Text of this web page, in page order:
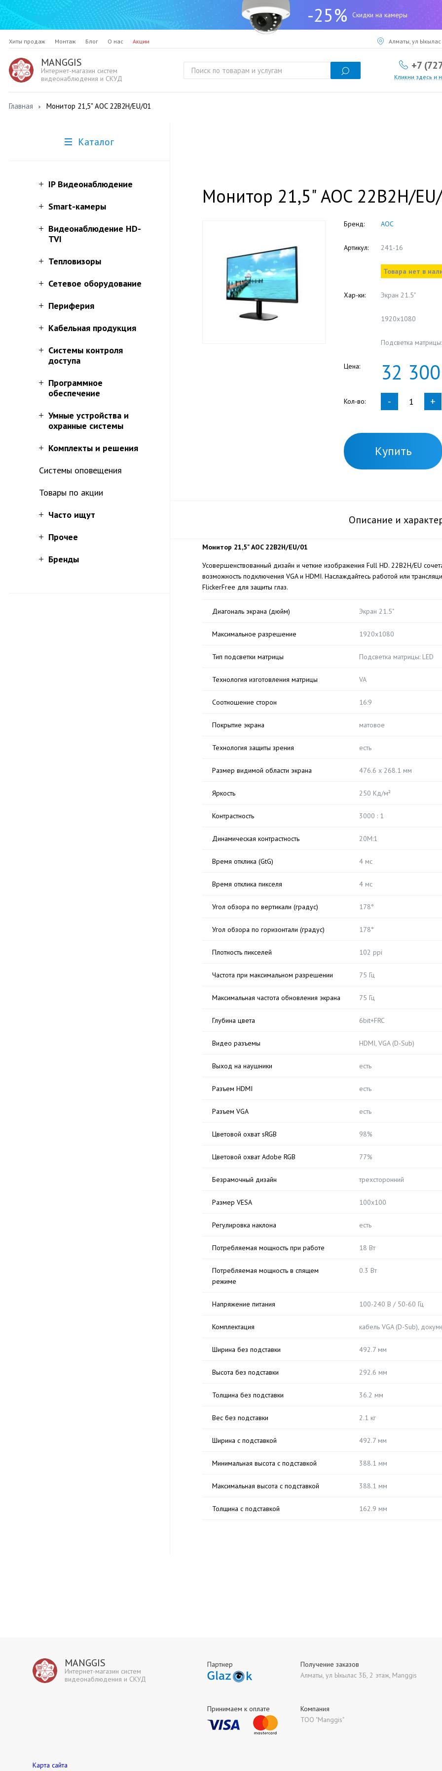
-25% Скидки на камеры
Хиты продаж Монтаж Блог О нас Акции Алматы, ул Ыкылас
MANGGIS
Интернет-магазин систем
видеонаблюдения и СКУД
+7
Кликни здесь и
Главная Монитор 21,5" AOC 22B2H/EU/01
Каталог
IP Видеонаблюдение
Smart-камеры
Видеонаблюдение HD-
TVI
Тепловизоры
Сетевое оборудование
Периферия
Кабельная продукция
Системы контроля
доступа
Программное
обеспечение
Умные устройства и
охранные системы
Комплекты и решения
Системы оповещения
Товары по акции
Часто ищут
Прочее
Бренды
Монитор 21,5" AOC 22B2H/
Бренд: AOC
Артикул: 241-16
Товара нет в
Хар-ки: Экран 21.5"
1920x1080
Подсветка
Цена: 32 300
Кол-во: - +
Купить
Описание и
Монитор 21,5" AOC 22B2H/EU/01
Усовершенствованный дизайн и четкие изображения Full HD. 22B2H/EU
возможность подключения VGA и HDMI. Наслаждайтесь работой или
FlickerFree для защиты глаз.
Диагональ экрана (дюйм) Экран 21.5"
Максимальное разрешение 1920x1080
Тип подсветки матрицы Подсветка матрицы: LED
Технология изготовления матрицы VA
Соотношение сторон 16:9
Покрытие экрана матовое
Технология защиты зрения есть
Размер видимой области экрана 476.6 x 268.1 мм
Яркость 250 Кд/м²
Контрастность 3000 : 1
Динамическая контрастность 20M:1
Время отклика (GtG) 4 мс
Время отклика пикселя 4 мс
Угол обзора по вертикали (градус) 178°
Угол обзора по горизонтали (градус) 178°
Плотность пикселей 102 ppi
Частота при максимальном разрешении 75 Гц
Максимальная частота обновления экрана 75 Гц
Глубина цвета 6bit+FRC
Видео разъемы HDMI, VGA (D-Sub)
Выход на наушники есть
Разъем HDMI есть
Разъем VGA есть
Цветовой охват sRGB 98%
Цветовой охват Adobe RGB 77%
Безрамочный дизайн трехсторонний
Размер VESA 100x100
Регулировка наклона есть
Потребляемая мощность при работе 18 Вт
Потребляемая мощность в спящем
режиме
0.3 Вт
Напряжение питания 100-240 В / 50-60 Гц
Комплектация кабель VGA (D-Sub),
Ширина без подставки 492.7 мм
Высота без подставки 292.6 мм
Толщина без подставки 36.2 мм
Вес без подставки 2.1 кг
Ширина с подставкой 492.7 мм
Минимальная высота с подставкой 388.1 мм
Максимальная высота с подставкой 388.1 мм
Толщина с подставкой 162.9 мм
MANGGIS
Интернет-магазин систем
видеонаблюдения и СКУД
Партнер
Принимаем к оплате
Получение заказов
Алматы, ул Ыкылас 3Б, 2 этаж, Manggis
Компания
ТОО "Manggis"
Карта сайта